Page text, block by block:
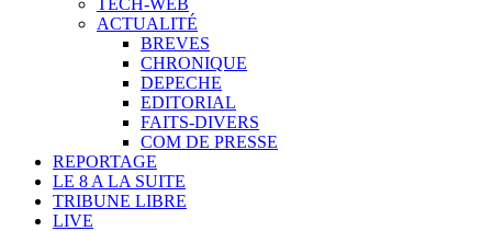
TECH-WEB
ACTUALITÉ
BREVES
CHRONIQUE
DEPECHE
EDITORIAL
FAITS-DIVERS
COM DE PRESSE
REPORTAGE
LE 8 A LA SUITE
TRIBUNE LIBRE
LIVE